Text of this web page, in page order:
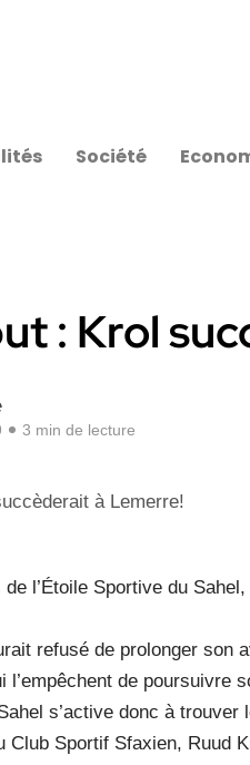
Société
: Krol
3 min de lecture
de l’Étoile Sportive du
refusé de prolonger son
l’empêchent de poursuivre
s’active donc à
Club Sportif Sfaxien, Ruud